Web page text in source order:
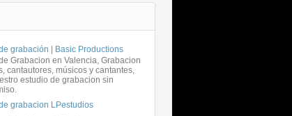
grabación | Basic Productions
Grabacion en Valencia, Grabacion
cantautores, músicos y cantantes,
estudio de grabacion sin
grabacion LPestudios